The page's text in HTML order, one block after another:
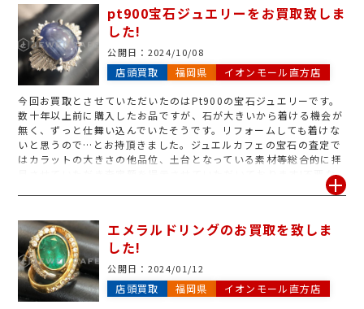
pt900宝石ジュエリーをお買取致しま
した!
公開日： 2024/10/08
店頭買取 福岡県 イオンモール直方店
今回お買取とさせていただいたのはPt900の宝石ジュエリーです。
数十年以上前に購入したお品ですが、石が大きいから着ける機会が
無く、ずっと仕舞い込んでいたそうです。リフォームしても着けな
いと思うので…とお持頂きました。ジュエルカフェの宝石の査定で
はカラットの大きさの他品位、土台となっている素材等総合的に拝
見させていただき査定額を提示させていただいております!不要な
宝石ジュエリーがございましたら是非一度ジュエルカフェ直方店の
エメラルドリングのお買取を致しま
した!
公開日： 2024/01/12
店頭買取 福岡県 イオンモール直方店